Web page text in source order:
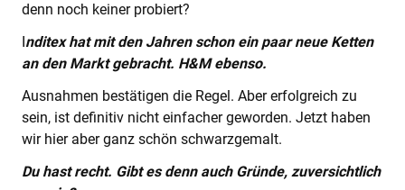
denn noch keiner probiert?
Inditex hat mit den Jahren schon ein paar neue Ketten
an den Markt gebracht. H&M ebenso.
Ausnahmen bestätigen die Regel. Aber erfolgreich zu
sein, ist definitiv nicht einfacher geworden. Jetzt haben
wir hier aber ganz schön schwarzgemalt.
Du hast recht. Gibt es denn auch Gründe, zuversichtlich